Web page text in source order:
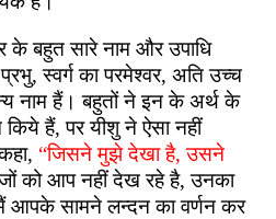
के बहुत सारे नाम और उपाधि
स्वर्ग का परमेश्वर, अति उच्च
नाम हैं। बहुतों ने इन के अर्थ के
हैं, पर यीशु ने ऐसा नहीं
“जिसने मुझे देखा है, उसने
को आप नहीं देख रहे है, उनका
आपके सामने लन्दन का वर्णन कर